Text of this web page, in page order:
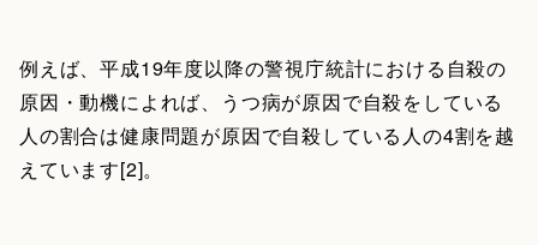
例えば、平成19年度以降の警視庁統計における自殺の
原因・動機によれば、うつ病が原因で自殺をしている
人の割合は健康問題が原因で自殺している人の4割を越
えています[2]。